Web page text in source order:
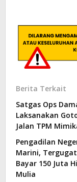
Berita Terkait
Satgas Ops
Laksanakan
Jalan TPM
Pengadilan
Marini,
Bayar 150 Juta
Mulia